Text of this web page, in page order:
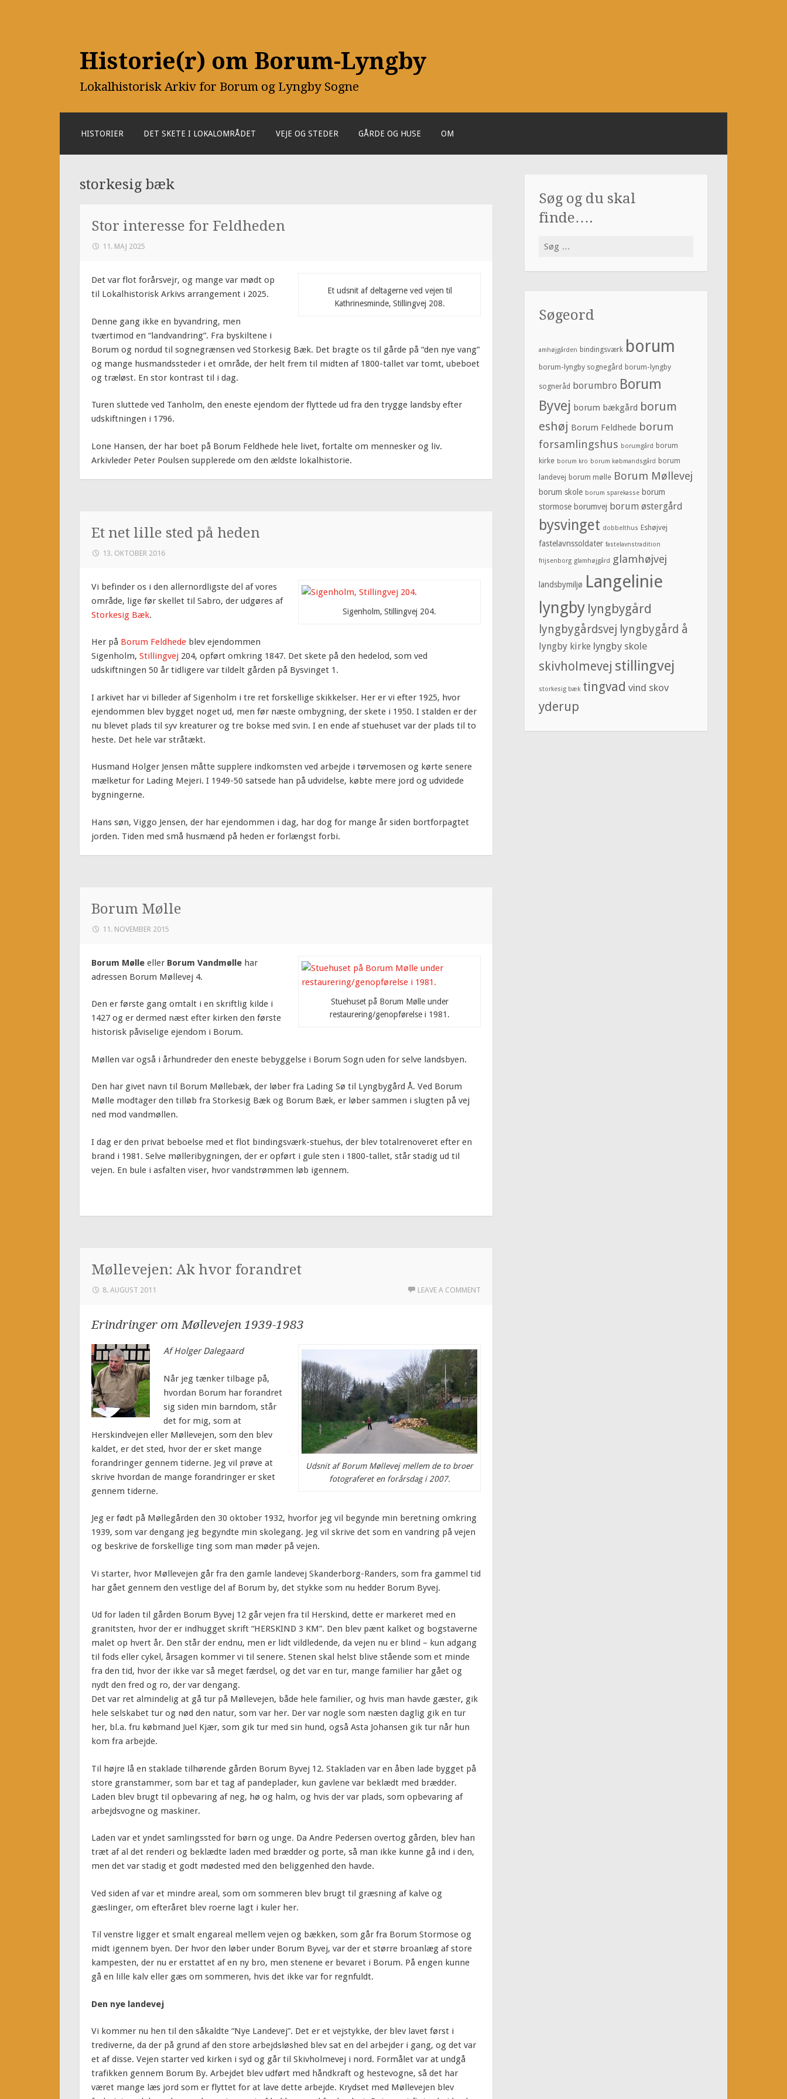
Historie(r) om Borum-Lyngby
Lokalhistorisk Arkiv for Borum og Lyngby Sogne
CONTENT
HISTORIER DET SKETE I LOKALOMRÅDET VEJE OG STEDER GÅRDE OG HUSE OM
storkesig bæk
Stor interesse for Feldheden
11. MAJ 2025
Et udsnit af deltagerne ved vejen til
Kathrinesminde, Stillingvej 208.
Det var flot forårsvejr, og mange var mødt op
til Lokalhistorisk Arkivs arrangement i 2025.
Denne gang ikke en byvandring, men
tværtimod en “landvandring”. Fra byskiltene i
Borum og nordud til sognegrænsen ved Storkesig Bæk. Det bragte os til gårde på “den nye vang”
og mange husmandssteder i et område, der helt frem til midten af 1800-tallet var tomt, ubeboet
og træløst. En stor kontrast til i dag.
Turen sluttede ved Tanholm, den eneste ejendom der flyttede ud fra den trygge landsby efter
udskiftningen i 1796.
Lone Hansen, der har boet på Borum Feldhede hele livet, fortalte om mennesker og liv.
Arkivleder Peter Poulsen supplerede om den ældste lokalhistorie.
Et net lille sted på heden
13. OKTOBER 2016
Sigenholm, Stillingvej 204.
Vi befinder os i den allernordligste del af vores
område, lige før skellet til Sabro, der udgøres af
Storkesig Bæk.
Her på Borum Feldhede blev ejendommen
Sigenholm, Stillingvej 204, opført omkring 1847. Det skete på den hedelod, som ved
udskiftningen 50 år tidligere var tildelt gården på Bysvinget 1.
I arkivet har vi billeder af Sigenholm i tre ret forskellige skikkelser. Her er vi efter 1925, hvor
ejendommen blev bygget noget ud, men før næste ombygning, der skete i 1950. I stalden er der
nu blevet plads til syv kreaturer og tre bokse med svin. I en ende af stuehuset var der plads til to
heste. Det hele var stråtækt.
Husmand Holger Jensen måtte supplere indkomsten ved arbejde i tørvemosen og kørte senere
mælketur for Lading Mejeri. I 1949-50 satsede han på udvidelse, købte mere jord og udvidede
bygningerne.
Hans søn, Viggo Jensen, der har ejendommen i dag, har dog for mange år siden bortforpagtet
jorden. Tiden med små husmænd på heden er forlængst forbi.
Borum Mølle
11. NOVEMBER 2015
Stuehuset på Borum Mølle under
restaurering/genopførelse i 1981.
Borum Mølle eller Borum Vandmølle har
adressen Borum Møllevej 4.
Den er første gang omtalt i en skriftlig kilde i
1427 og er dermed næst efter kirken den første
historisk påviselige ejendom i Borum.
Møllen var også i århundreder den eneste bebyggelse i Borum Sogn uden for selve landsbyen.
Den har givet navn til Borum Møllebæk, der løber fra Lading Sø til Lyngbygård Å. Ved Borum
Mølle modtager den tilløb fra Storkesig Bæk og Borum Bæk, er løber sammen i slugten på vej
ned mod vandmøllen.
I dag er den privat beboelse med et flot bindingsværk-stuehus, der blev totalrenoveret efter en
brand i 1981. Selve mølleribygningen, der er opført i gule sten i 1800-tallet, står stadig ud til
vejen. En bule i asfalten viser, hvor vandstrømmen løb igennem.
Møllevejen: Ak hvor forandret
8. AUGUST 2011 LEAVE A COMMENT
Erindringer om Møllevejen 1939-1983
Udsnit af Borum Møllevej mellem de to broer
fotograferet en forårsdag i 2007.
Af Holger Dalegaard
Når jeg tænker tilbage på,
hvordan Borum har forandret
sig siden min barndom, står
det for mig, som at
Herskindvejen eller Møllevejen, som den blev
kaldet, er det sted, hvor der er sket mange
forandringer gennem tiderne. Jeg vil prøve at
skrive hvordan de mange forandringer er sket
gennem tiderne.
Jeg er født på Møllegården den 30 oktober 1932, hvorfor jeg vil begynde min beretning omkring
1939, som var dengang jeg begyndte min skolegang. Jeg vil skrive det som en vandring på vejen
og beskrive de forskellige ting som man møder på vejen.
Vi starter, hvor Møllevejen går fra den gamle landevej Skanderborg-Randers, som fra gammel tid
har gået gennem den vestlige del af Borum by, det stykke som nu hedder Borum Byvej.
Ud for laden til gården Borum Byvej 12 går vejen fra til Herskind, dette er markeret med en
granitsten, hvor der er indhugget skrift “HERSKIND 3 KM”. Den blev pænt kalket og bogstaverne
malet op hvert år. Den står der endnu, men er lidt vildledende, da vejen nu er blind – kun adgang
til fods eller cykel, årsagen kommer vi til senere. Stenen skal helst blive stående som et minde
fra den tid, hvor der ikke var så meget færdsel, og det var en tur, mange familier har gået og
nydt den fred og ro, der var dengang.
Det var ret almindelig at gå tur på Møllevejen, både hele familier, og hvis man havde gæster, gik
hele selskabet tur og nød den natur, som var her. Der var nogle som næsten daglig gik en tur
her, bl.a. fru købmand Juel Kjær, som gik tur med sin hund, også Asta Johansen gik tur når hun
kom fra arbejde.
Til højre lå en staklade tilhørende gården Borum Byvej 12. Stakladen var en åben lade bygget på
store granstammer, som bar et tag af pandeplader, kun gavlene var beklædt med brædder.
Laden blev brugt til opbevaring af neg, hø og halm, og hvis der var plads, som opbevaring af
arbejdsvogne og maskiner.
Laden var et yndet samlingssted for børn og unge. Da Andre Pedersen overtog gården, blev han
træt af al det renderi og beklædte laden med brædder og porte, så man ikke kunne gå ind i den,
men det var stadig et godt mødested med den beliggenhed den havde.
Ved siden af var et mindre areal, som om sommeren blev brugt til græsning af kalve og
gæslinger, om efteråret blev roerne lagt i kuler her.
Til venstre ligger et smalt engareal mellem vejen og bækken, som går fra Borum Stormose og
midt igennem byen. Der hvor den løber under Borum Byvej, var der et større broanlæg af store
kampesten, der nu er erstattet af en ny bro, men stenene er bevaret i Borum. På engen kunne
gå en lille kalv eller gæs om sommeren, hvis det ikke var for regnfuldt.
Den nye landevej
Vi kommer nu hen til den såkaldte “Nye Landevej”. Det er et vejstykke, der blev lavet først i
trediverne, da der på grund af den store arbejdsløshed blev sat en del arbejder i gang, og det var
et af disse. Vejen starter ved kirken i syd og går til Skivholmevej i nord. Formålet var at undgå
trafikken gennem Borum By. Arbejdet blev udført med håndkraft og hestevogne, så det har
været mange læs jord som er flyttet for at lave dette arbejde. Krydset med Møllevejen blev
Søg og du skal
finde….
Søg
Søgeord
amhøjgården bindingsværk borum
borum-lyngby sognegård borum-lyngby
sogneråd borumbro Borum
Byvej borum bækgård borum
eshøj Borum Feldhede borum
forsamlingshus borumgård borum
kirke borum kro borum købmandsgård borum
landevej borum mølle Borum Møllevej
borum skole borum sparekasse borum
stormose borumvej borum østergård
bysvinget dobbelthus Eshøjvej
fastelavnssoldater fastelavnstradition
frijsenborg glamhøjgård glamhøjvej
landsbymiljø Langelinie
lyngby lyngbygård
lyngbygårdsvej lyngbygård å
lyngby kirke lyngby skole
skivholmevej stillingvej
storkesig bæk tingvad vind skov
yderup